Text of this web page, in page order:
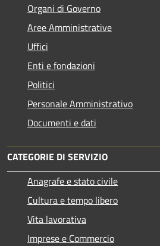
Organi di Governo
Aree Amministrative
Uffici
Enti e fondazioni
Politici
Personale Amministrativo
Documenti e dati
CATEGORIE DI SERVIZIO
Anagrafe e stato civile
Cultura e tempo libero
Vita lavorativa
Imprese e Commercio